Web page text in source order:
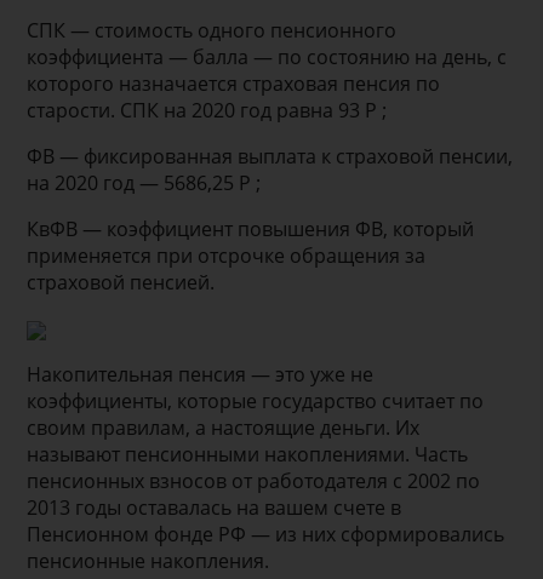
СПК — стоимость одного пенсионного
коэффициента — балла — по состоянию на день, с
которого назначается страховая пенсия по
старости. СПК на 2020 год равна 93 Р ;
ФВ — фиксированная выплата к страховой пенсии,
на 2020 год — 5686,25 Р ;
КвФВ — коэффициент повышения ФВ, который
применяется при отсрочке обращения за
страховой пенсией.
Накопительная пенсия — это уже не
коэффициенты, которые государство считает по
своим правилам, а настоящие деньги. Их
называют пенсионными накоплениями. Часть
пенсионных взносов от работодателя с 2002 по
2013 годы оставалась на вашем счете в
Пенсионном фонде РФ — из них сформировались
пенсионные накопления.